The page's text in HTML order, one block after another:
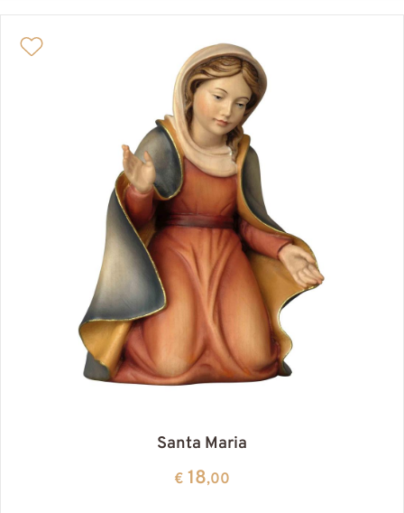
Santa Maria
€ 18,00